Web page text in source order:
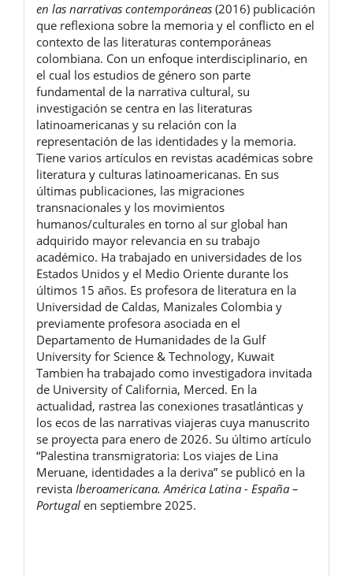
en las narrativas contemporáneas (2016) publicación
que reflexiona sobre la memoria y el conflicto en el
contexto de las literaturas contemporáneas
colombiana. Con un enfoque interdisciplinario, en
el cual los estudios de género son parte
fundamental de la narrativa cultural, su
investigación se centra en las literaturas
latinoamericanas y su relación con la
representación de las identidades y la memoria.
Tiene varios artículos en revistas académicas sobre
literatura y culturas latinoamericanas. En sus
últimas publicaciones, las migraciones
transnacionales y los movimientos
humanos/culturales en torno al sur global han
adquirido mayor relevancia en su trabajo
académico. Ha trabajado en universidades de los
Estados Unidos y el Medio Oriente durante los
últimos 15 años. Es profesora de literatura en la
Universidad de Caldas, Manizales Colombia y
previamente profesora asociada en el
Departamento de Humanidades de la Gulf
University for Science & Technology, Kuwait
Tambien ha trabajado como investigadora invitada
de University of California, Merced. En la
actualidad, rastrea las conexiones trasatlánticas y
los ecos de las narrativas viajeras cuya manuscrito
se proyecta para enero de 2026. Su último artículo
“Palestina transmigratoria: Los viajes de Lina
Meruane, identidades a la deriva” se publicó en la
revista Iberoamericana. América Latina - España –
Portugal en septiembre 2025.